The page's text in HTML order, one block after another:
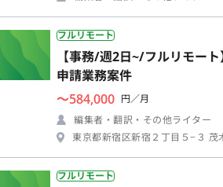
フルリモート
【事務/週2日~/フルリモー
申請業務案件
〜584,000 円／月
編集者・翻訳・その他ライター
東京都新宿区新宿２丁目５−３ 茂
フルリモート